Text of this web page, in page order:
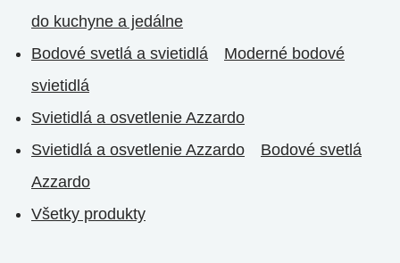
do kuchyne a jedálne
Bodové svetlá a svietidlá
Moderné bodové
svietidlá
Svietidlá a osvetlenie Azzardo
Svietidlá a osvetlenie Azzardo
Bodové svetlá
Azzardo
Všetky produkty